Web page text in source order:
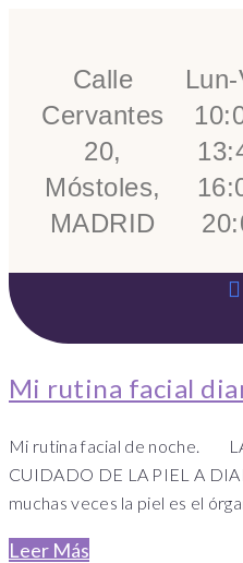
Calle
Cervantes
20,
Móstoles,
MADRID
Mi rutina facial
Mi rutina facial de noche.
CUIDADO DE LA PIEL A
muchas veces la piel es el
Leer Más